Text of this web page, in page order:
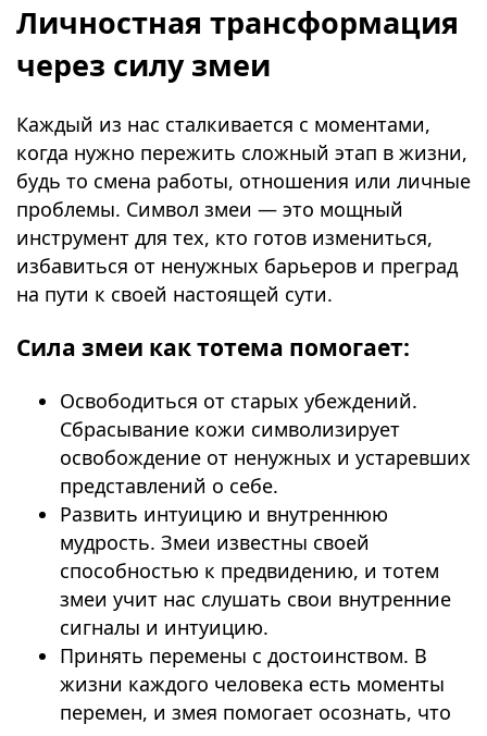
Личностная трансформация
через силу змеи
Каждый из нас сталкивается с моментами,
когда нужно пережить сложный этап в жизни,
будь то смена работы, отношения или личные
проблемы. Символ змеи — это мощный
инструмент для тех, кто готов измениться,
избавиться от ненужных барьеров и преград
на пути к своей настоящей сути.
Сила змеи как тотема помогает:
Освободиться от старых убеждений.
Сбрасывание кожи символизирует
освобождение от ненужных и устаревших
представлений о себе.
Развить интуицию и внутреннюю
мудрость. Змеи известны своей
способностью к предвидению, и тотем
змеи учит нас слушать свои внутренние
сигналы и интуицию.
Принять перемены с достоинством. В
жизни каждого человека есть моменты
перемен, и змея помогает осознать, что